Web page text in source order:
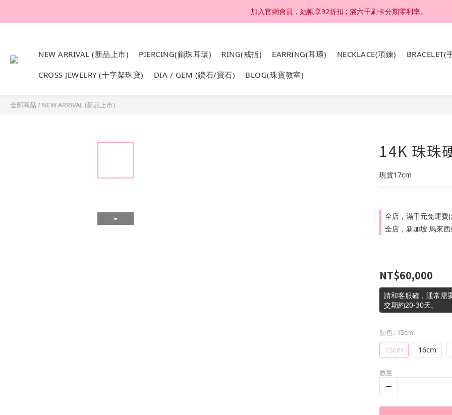
加入官網會員，結帳享92折扣 ; 滿六千刷卡分期零利率。
加入官網會員，結帳享92折扣 ; 滿六千刷卡分期零利率。
加入官網會員，結帳享92折扣 ; 滿六千刷卡分期零利率。
NEW ARRIVAL (新品上市) PIERCING(鎖珠耳環) RING(戒指) EARRING(耳環) NECKLACE(項鍊) BRACELET(
CROSS JEWELRY (十字架珠寶) DIA / GEM (鑽石/寶石) BLOG(珠寶教室)
全部商品 / NEW ARRIVAL (新品上市)
14K 珠珠
現貨17cm
全店，滿千元免運費(
全店，新加坡 馬來
NT$60,000
請和客服確，通常需
交期約20-30天。
顏色 : 15cm
15cm 16cm
數量